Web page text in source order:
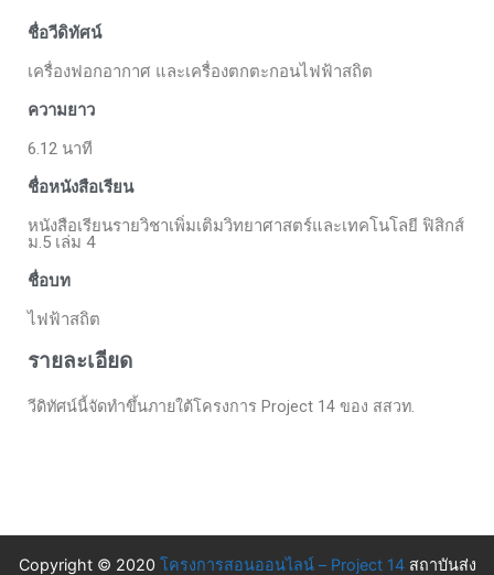
ชื่อวีดิทัศน์
เครื่องฟอกอากาศ และเครื่องตกตะกอนไฟฟ้าสถิต
ความยาว
6.12 นาที
ชื่อหนังสือเรียน
หนังสือเรียนรายวิชาเพิ่มเติมวิทยาศาสตร์และเทคโนโลยี ฟิสิกส์
ม.5 เล่ม 4
ชื่อบท
ไฟฟ้าสถิต
รายละเอียด
วีดิทัศน์นี้จัดทำขึ้นภายใต้โครงการ Project 14 ของ สสวท.
Copyright © 2020 โครงการสอนออนไลน์ – Project 14สถาบันส่ง